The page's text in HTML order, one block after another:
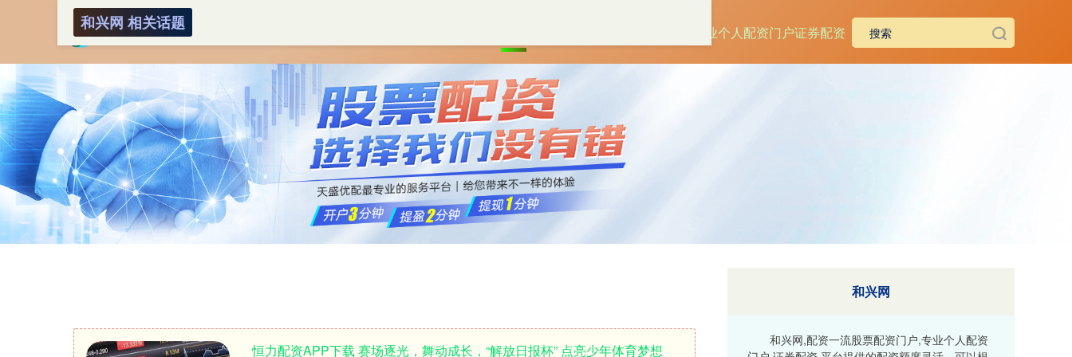
专业个人配资门户证券配资
和兴网 相关话题
恒力配资APP下载 赛场逐光，舞动成长，“解放日报杯” 点亮少年体育梦想
和兴网
和兴网,配资一流股票配资门户,专业个人配资